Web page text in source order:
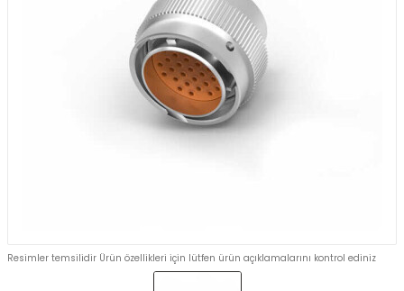
Resimler temsilidir Ürün özellikleri için lütfen ürün açıklamalarını kontrol ediniz